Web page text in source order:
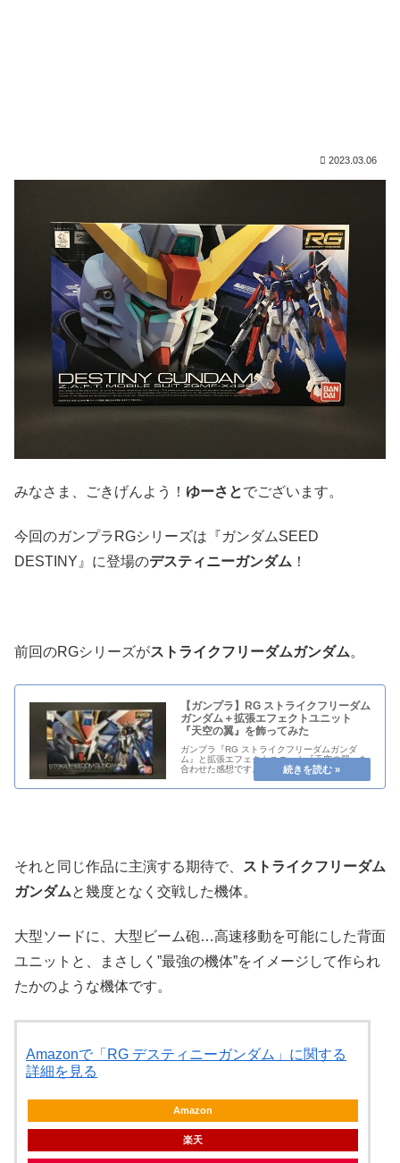
2023.03.06
みなさま、ごきげんよう！ ゆーさとでございます。
今回のガンプラRGシリーズは『ガンダムSEED
DESTINY』に登場のデスティニーガンダム ！
前回のRGシリーズがストライクフリーダムガンダム。
【ガンプラ】RG ストライクフリーダム
ガンダム＋拡張エフェクトユニット
『天空の翼』を飾ってみた
ガンプラ『RG ストライクフリーダムガンダ
ム』と拡張エフェクトユニット『天空の翼』を
合わせた感想です。レビューするのにもってこ
いの美しさは圧巻です。
それと同じ作品に主演する期待で、
ストライクフリーダム
ガンダムと幾度となく交戦した機体。
大型ソードに、大型ビーム砲…高速移動を可能にした背面
ユニットと、まさしく”最強の機体”をイメージして作られ
たかのような機体です。
Amazonで「RG デスティニーガンダム」に関する
詳細を見る
Amazon
楽天